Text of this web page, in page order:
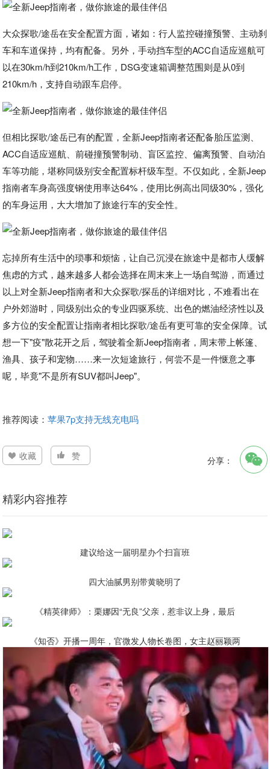
大众探歌/途岳在安全配置方面，诸如：行人监控碰撞预警、主动刹
车和车道保持，均有配备。另外，手动挡车型的ACC自适应巡航可
以在30km/h到210km/h工作，DSG变速箱调整范围则是从0到
210km/h，支持自动跟车启停。
但相比探歌/途岳已有的配置，全新Jeep指南者还配备胎压监测、
ACC自适应巡航、前碰撞预警制动、盲区监控、偏离预警、自动泊
车等功能，堪称同级别安全配置标杆级车型。不仅如此，全新Jeep
指南者车身高强度钢使用率达64%，使用比例高出同级30%，强化
的车身运用，大大增加了旅途行车的安全性。
忘掉所有生活中的琐事和烦恼，让自己沉浸在旅途中是都市人缓解
焦虑的方式，越来越多人都会选择在周末来上一场自驾游，而通过
以上对全新Jeep指南者和大众探歌/探岳的详细对比，不难看出在
户外郊游时，同级别出众的专业四驱系统、出色的燃油经济性以及
多方位的安全配置让指南者相比探歌/途岳有更可靠的安全保障。试
想一下"疫"散花开之后，驾驶着全新Jeep指南者，周末带上帐篷、
渔具、孩子和宠物……来一次短途旅行，何尝不是一件惬意之事
呢，毕竟"不是所有SUV都叫Jeep"。
推荐阅读：苹果7p支持无线充电吗
收藏 赞 分享：
精彩内容推荐
建议给这一届明星办个扫盲班
四大油腻男别带黄晓明了
《精英律师》：栗娜因“无良”父亲，惹非议上身，最后
《知否》开播一周年，官微发人物长卷图，女主赵丽颖两